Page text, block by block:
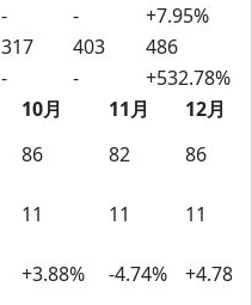
- -
+7.95%
317 403
486
- -
+532.78%
10月 11月
12月
86 82
86
11 11
11
+3.88% -4.74%
+4.78%